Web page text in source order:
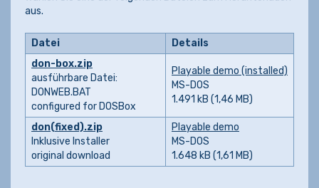
aus.
Datei
Details
don-box.zip
ausführbare Datei:
DONWEB.BAT
configured for DOSBox
Playable demo (installed)
MS-DOS
1.491 kB (1,46 MB)
don(fixed).zip
Inklusive Installer
original download
Playable demo
MS-DOS
1.648 kB (1,61 MB)